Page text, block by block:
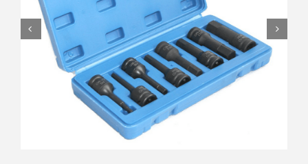
Kamere
Medicinska oprema
Sport i razonoda